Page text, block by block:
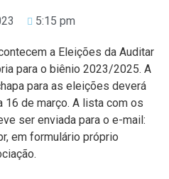
5:15 pm
a Eleições da Auditar
para o biênio 2023/2025. A
para as eleições deverá
16 de março. A lista com os
ser enviada para o e-mail:
em formulário próprio